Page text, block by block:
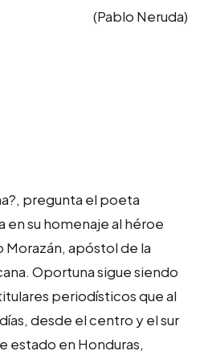
(Pablo Neruda)
pregunta el poeta
en su homenaje al héroe
Morazán, apóstol de la
Oportuna sigue siendo
periodísticos que al
desde el centro y el sur
estado en Honduras,